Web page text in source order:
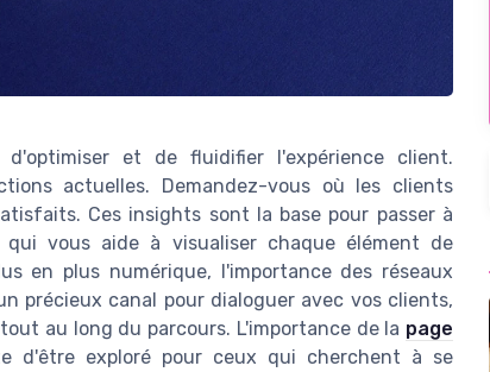
et de fluidifier l'expérience client.
actuelles. Demandez-vous où les clients
Ces insights sont la base pour passer à
vous aide à visualiser chaque élément de
en plus numérique, l'importance des réseaux
précieux canal pour dialoguer avec vos clients,
au long du parcours. L'importance de la page
exploré pour ceux qui cherchent à se